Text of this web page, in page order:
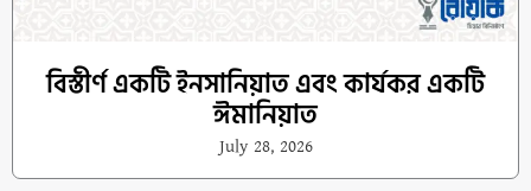
বিস্তীর্ণ একটি ইনসানিয়াত এবং কার্যকর একটি
ঈমানিয়াত
July 28, 2026